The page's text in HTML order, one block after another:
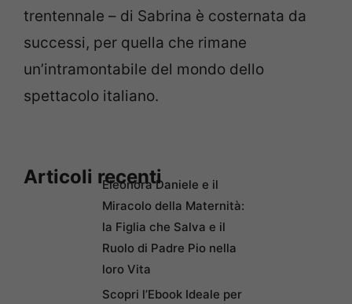
trentennale – di Sabrina è costernata da
successi, per quella che rimane
un’intramontabile del mondo dello
spettacolo italiano.
Articoli recentiEleonora Daniele e il
Miracolo della Maternità:
la Figlia che Salva e il
Ruolo di Padre Pio nella
loro Vita
Scopri l’Ebook Ideale per